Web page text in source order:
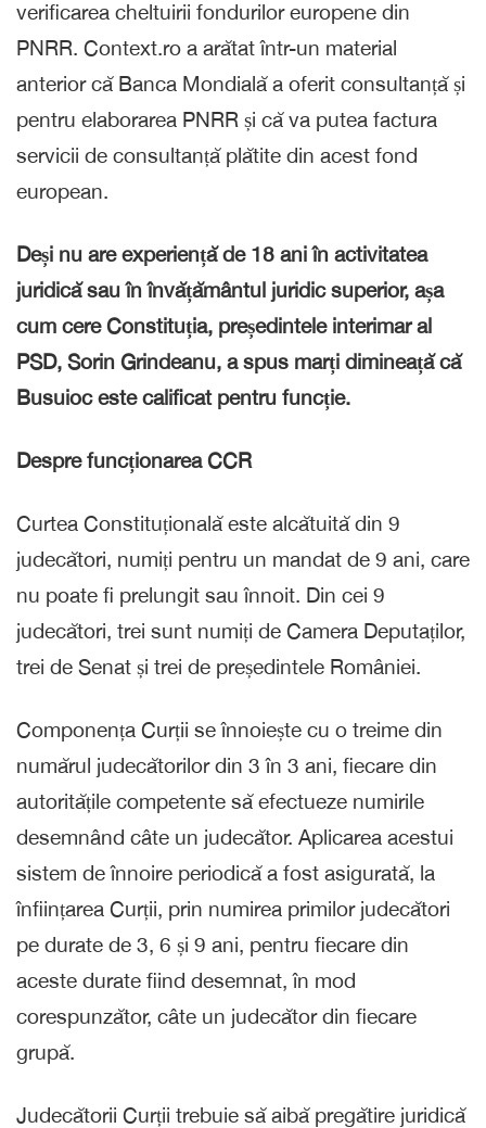
verificarea cheltuirii fondurilor europene din
PNRR. Context.ro a arătat într-un material
anterior că Banca Mondială a oferit consultanță și
pentru elaborarea PNRR și că va putea factura
servicii de consultanță plătite din acest fond
european.
Deși nu are experiență de 18 ani în activitatea
juridică sau în învățământul juridic superior, așa
cum cere Constituția, președintele interimar al
PSD, Sorin Grindeanu, a spus marți dimineață că
Busuioc este calificat pentru funcție.
Despre funcționarea CCR
Curtea Constituțională este alcătuită din 9
judecători, numiți pentru un mandat de 9 ani, care
nu poate fi prelungit sau înnoit. Din cei 9
judecători, trei sunt numiți de Camera Deputaților,
trei de Senat și trei de președintele României.
Componența Curții se înnoiește cu o treime din
numărul judecătorilor din 3 în 3 ani, fiecare din
autoritățile competente să efectueze numirile
desemnând câte un judecător. Aplicarea acestui
sistem de înnoire periodică a fost asigurată, la
înființarea Curții, prin numirea primilor judecători
pe durate de 3, 6 și 9 ani, pentru fiecare din
aceste durate fiind desemnat, în mod
corespunzător, câte un judecător din fiecare
grupă.
Judecătorii Curții trebuie să aibă pregătire juridică